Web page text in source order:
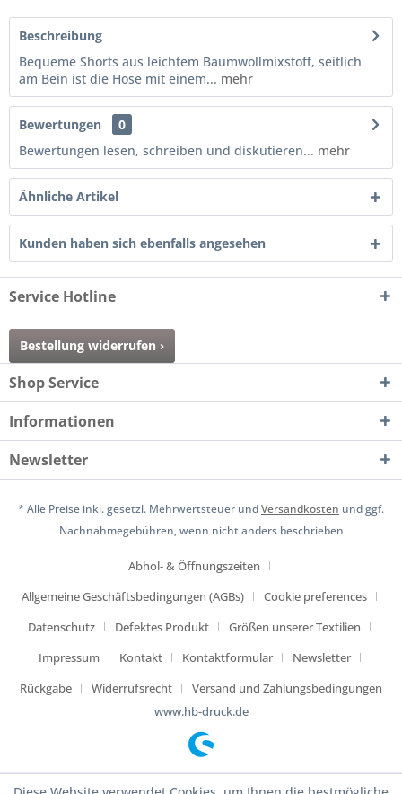
Beschreibung
Bequeme Shorts aus leichtem Baumwollmixstoff, seitlich
am Bein ist die Hose mit einem... mehr
Bewertungen
0
Bewertungen lesen, schreiben und diskutieren... mehr
Ähnliche Artikel
Kunden haben sich ebenfalls angesehen
Service Hotline
Bestellung widerrufen ›
Shop Service
Informationen
Newsletter
* Alle Preise inkl. gesetzl. Mehrwertsteuer undVersandkosten und ggf.
Nachnahmegebühren, wenn nicht anders beschrieben
Abhol- & Öffnungszeiten
Allgemeine Geschäftsbedingungen (AGBs)
Cookie preferences
Datenschutz
Defektes Produkt
Größen unserer Textilien
Impressum
Kontakt Kontaktformular
Newsletter
Rückgabe
Widerrufsrecht
Versand und Zahlungsbedingungen
www.hb-druck.de